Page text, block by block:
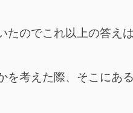
のでこれ以上の答えは
を考えた際、そこにあ